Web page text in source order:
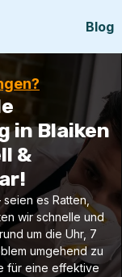
Blog
in Blaiken
&
es Ratten,
wir schnelle und
um die Uhr, 7
umgehend zu
für eine effektive